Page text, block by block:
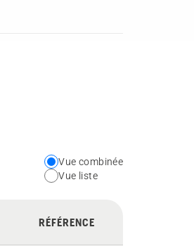
Choose
your
view
Vue combinée
Vue liste
RÉFÉRENCE